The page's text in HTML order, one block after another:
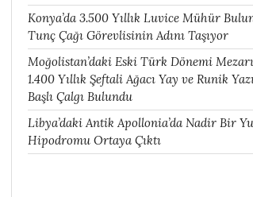
Konya’da 3.500 Yıllık Luvice Mühür
Tunç Çağı Görevlisinin Adını Taşıyor
Moğolistan’daki Eski Türk Dönemi
1.400 Yıllık Şeftali Ağacı Yay ve Runik
Başlı Çalgı Bulundu
Libya’daki Antik Apollonia’da Nadir Bir
Hipodromu Ortaya Çıktı